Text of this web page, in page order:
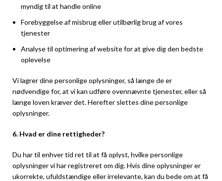
myndig til at handle online
Forebyggelse af misbrug eller utilbørlig brug af vores
tjenester
Analyse til optimering af website for at give dig den bedste
oplevelse
Vi lagrer dine personlige oplysninger, så længe de er
nødvendige for, at vi kan udføre ovennævnte tjenester, eller så
længe loven kræver det. Herefter slettes dine personlige
oplysninger.
6. Hvad er dine rettigheder?
Du har til enhver tid ret til at få oplyst, hvilke personlige
oplysninger vi har registreret om dig. Hvis dine oplysninger er
ukorrekte, ufuldstændige eller irrelevante, kan du bede om at få